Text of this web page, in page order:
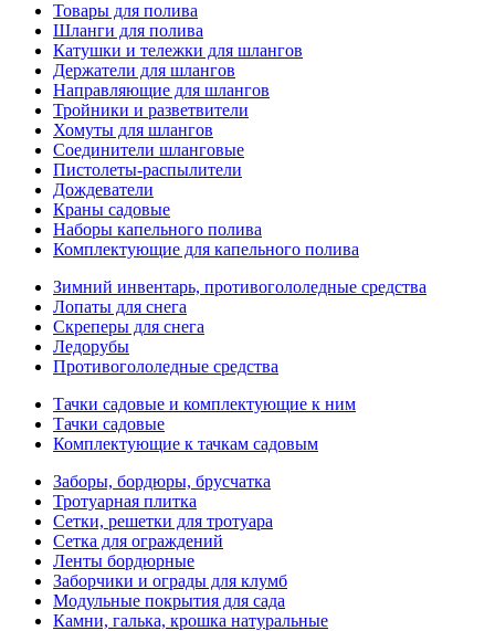
Товары для полива
Шланги для полива
Катушки и тележки для шлангов
Держатели для шлангов
Направляющие для шлангов
Тройники и разветвители
Хомуты для шлангов
Соединители шланговые
Пистолеты-распылители
Дождеватели
Краны садовые
Наборы капельного полива
Комплектующие для капельного полива
Зимний инвентарь, противогололедные средства
Лопаты для снега
Скреперы для снега
Ледорубы
Противогололедные средства
Тачки садовые и комплектующие к ним
Тачки садовые
Комплектующие к тачкам садовым
Заборы, бордюры, брусчатка
Тротуарная плитка
Сетки, решетки для тротуара
Сетка для ограждений
Ленты бордюрные
Заборчики и ограды для клумб
Модульные покрытия для сада
Камни, галька, крошка натуральные